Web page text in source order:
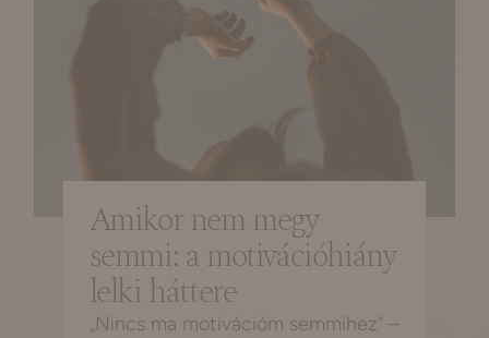
Amikor nem megy
semmi: a motivációhiány
lelki háttere
„Nincs ma motivációm semmihez” –